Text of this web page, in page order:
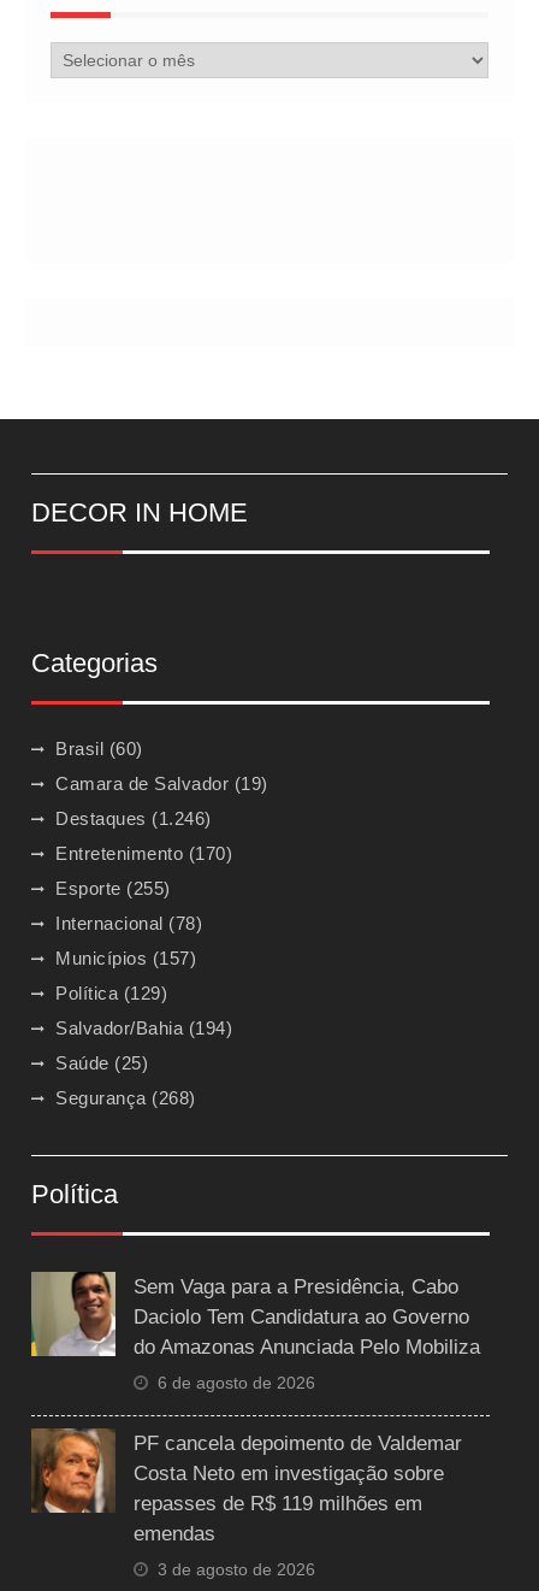
Arquivo
de
DECOR IN HOME
Categorias
Brasil (60)
Camara de Salvador (19)
Destaques (1.246)
Entretenimento (170)
Esporte (255)
Internacional (78)
Municípios (157)
Política (129)
Salvador/Bahia (194)
Saúde (25)
Segurança (268)
Política
Sem Vaga para a Presidência, Cabo
Daciolo Tem Candidatura ao Governo
do Amazonas Anunciada Pelo Mobiliza
6 de agosto de 2026
PF cancela depoimento de Valdemar
Costa Neto em investigação sobre
repasses de R$ 119 milhões em
emendas
3 de agosto de 2026